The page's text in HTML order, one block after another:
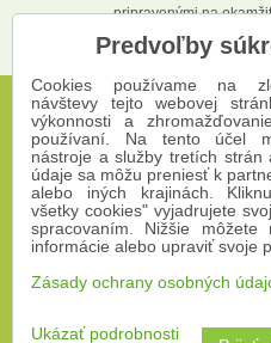
pripravenými na
Predvoľby
Cookies používame na
návštevy tejto webovej
výkonnosti a
používaní. Na tento účel
nástroje a služby tretích strán
údaje sa môžu preniesť k
alebo iných krajinách.
všetky cookies" vyjadrujete
spracovaním. Nižšie môžete
informácie alebo upraviť svoje
Zásady ochrany osobných
Ukázať podrobnosti